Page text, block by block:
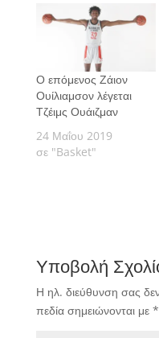
Ο επόμενος Ζάιον
Ουίλιαμσον λέγεται
Τζέιμς Ουάιζμαν
24 Μαΐου 2019
σε "Basket"
Υποβολή
Η ηλ. διεύθυνση σας
πεδία σημειώνονται με *